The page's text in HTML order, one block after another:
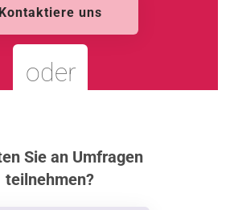
Kontaktiere uns
Sie an Umfragen
teilnehmen?
oder